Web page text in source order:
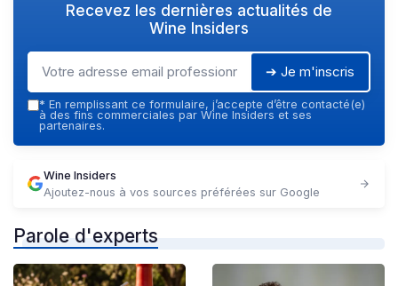
Recevez les dernières actualités de
Wine Insiders
➔ Je m'inscris
* En remplissant ce formulaire, j’accepte d’être contacté(e)
à des fins commerciales par Wine Insiders et ses
partenaires.
Wine Insiders
Ajoutez-nous à vos sources préférées sur Google
Parole d'experts